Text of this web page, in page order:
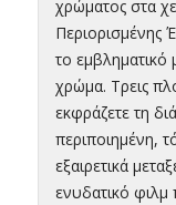
χρώματος στα
Περιορισμένης
το εμβληματικό
χρώμα. Τρεις
εκφράζετε τη
περιποιημένη,
εξαιρετικά
ενυδατικό φιλμ